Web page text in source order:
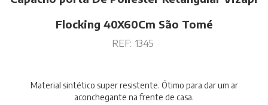
Flocking 40X60Cm São Tomé
REF: 1345
Material sintético super resistente. Ótimo para dar um ar
aconchegante na frente de casa.